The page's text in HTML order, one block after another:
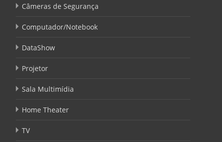
Câmeras de Segurança
Computador/Notebook
DataShow
Projetor
Sala Multimídia
Home Theater
TV